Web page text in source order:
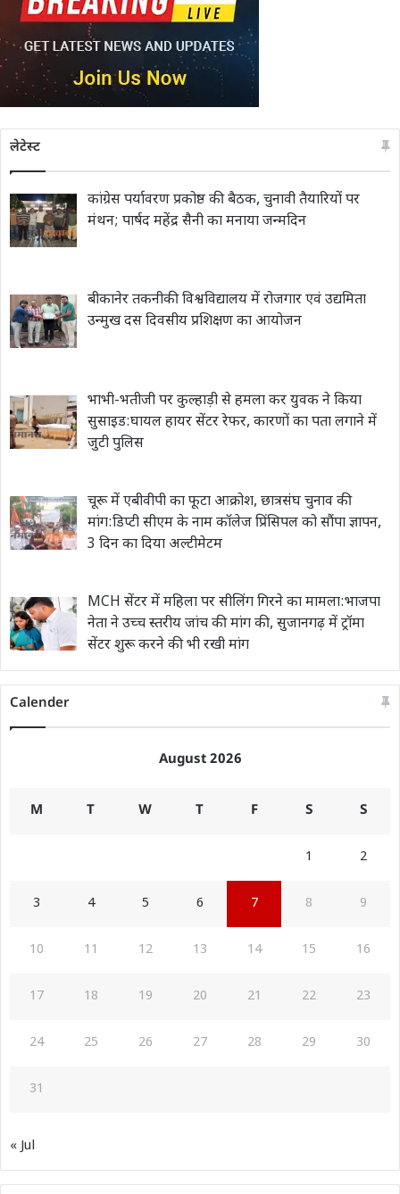
लेटेस्ट
कांग्रेस पर्यावरण प्रकोष्ठ की बैठक, चुनावी तैयारियों पर
मंथन; पार्षद महेंद्र सैनी का मनाया जन्मदिन
बीकानेर तकनीकी विश्वविद्यालय में रोजगार एवं उद्यमिता
उन्मुख दस दिवसीय प्रशिक्षण का आयोजन
भाभी-भतीजी पर कुल्हाड़ी से हमला कर युवक ने किया
सुसाइड:घायल हायर सेंटर रेफर, कारणों का पता लगाने में
जुटी पुलिस
चूरू में एबीवीपी का फूटा आक्रोश, छात्रसंघ चुनाव की
मांग:डिप्टी सीएम के नाम कॉलेज प्रिंसिपल को सौंपा ज्ञापन,
3 दिन का दिया अल्टीमेटम
MCH सेंटर में महिला पर सीलिंग गिरने का मामला:भाजपा
नेता ने उच्च स्तरीय जांच की मांग की, सुजानगढ़ में ट्रॉमा
सेंटर शुरू करने की भी रखी मांग
Calender
August 2026
M T W T F S S
1 2
3 4 5 6 7 8 9
10 11 12 13 14 15 16
17 18 19 20 21 22 23
24 25 26 27 28 29 30
31
« Jul